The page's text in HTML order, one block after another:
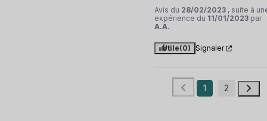
Avis du 28/02/2023 , suite à
expérience du 11/01/2023 par
A.A.
Utile(0) Signaler
1 2